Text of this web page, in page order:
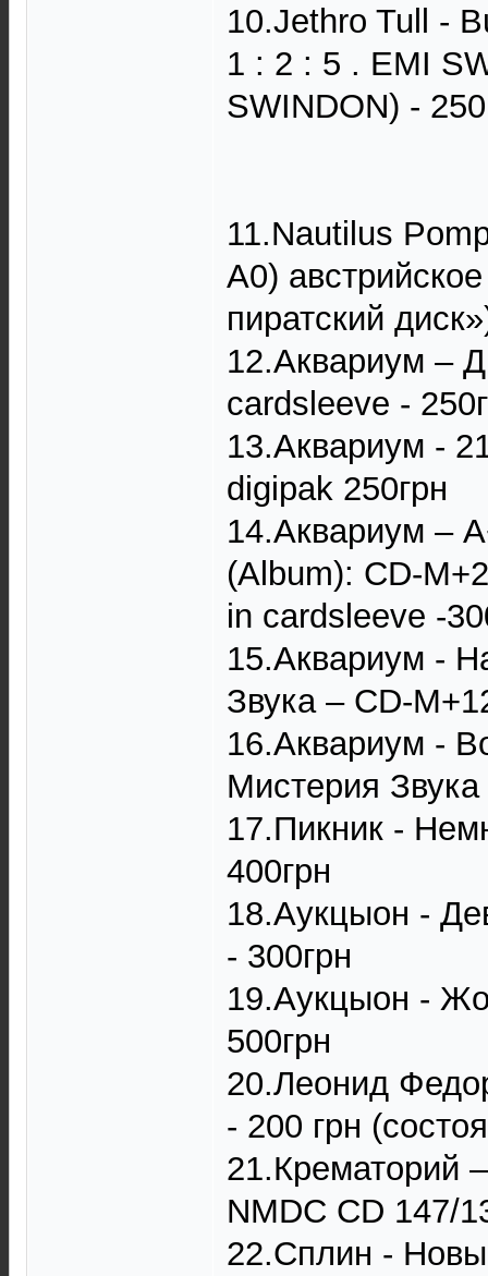
10.Jethro Tull -
1 : 2 : 5 . EMI
SWINDON) -
11.Nautilus
A0)
пиратский
12.Аквариум ‎–
cardsleeve -
13.Аквариум -
digipak 250грн
14.Аквариум –
(Album): CD-
in cardsleeve -
15.Аквариум -
Звука ‎– CD-
16.Аквариум -
Мистерия
17.Пикник -
400грн
18.Аукцыон -
- 300грн
19.Аукцыон -
500грн
20.Леонид
- 200 грн
21.Крематорий
NMDC CD 147/
22.Сплин -